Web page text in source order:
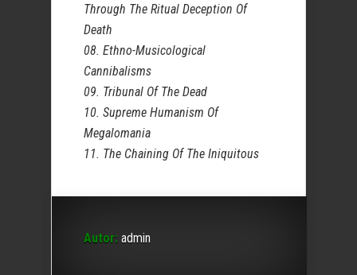
Through The Ritual Deception Of
Death
08. Ethno-Musicological
Cannibalisms
09. Tribunal Of The Dead
10. Supreme Humanism Of
Megalomania
11. The Chaining Of The Iniquitous
Autor: admin